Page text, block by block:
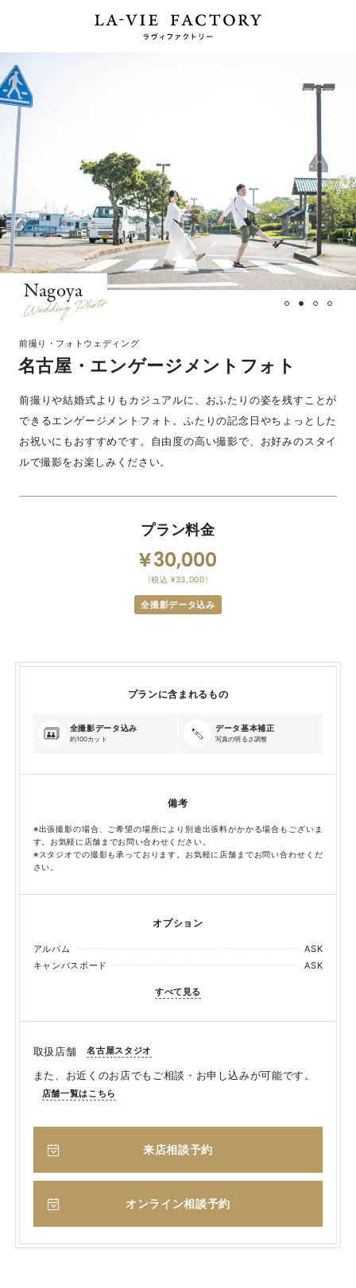
Nagoya
前撮り・フォトウェディング
名古屋・エンゲージメントフォト
前撮りや結婚式よりもカジュアルに、おふたりの姿を残すことが
できるエンゲージメントフォト。ふたりの記念日やちょっとした
お祝いにもおすすめです。自由度の高い撮影で、お好みのスタイ
ルで撮影をお楽しみください。
プラン料金
30,000
（税込 ¥33,000）
全撮影データ込み
プランに含まれるもの
全撮影データ込み
約100カット
データ基本補正
写真の明るさ調整
備考
※出張撮影の場合、ご希望の場所により別途出張料がかかる場合もございま
す。お気軽に店舗までお問い合わせください。
※スタジオでの撮影も承っております。お気軽に店舗までお問い合わせくだ
さい。
オプション
アルバム
ASK
キャンバスボード
ASK
すべて見る
取扱店舗 名古屋スタジオ
また、お近くのお店でもご相談・お申し込みが可能です。
店舗一覧はこちら
来店相談予約
オンライン相談予約